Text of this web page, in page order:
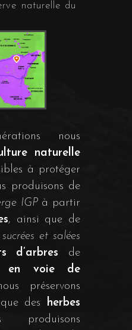
naturelle du
nous
naturelle
à protéger
produisons de
IGPà partir
, ainsi que de
et salées
d’arbres de
en voie de
préservons
des herbes